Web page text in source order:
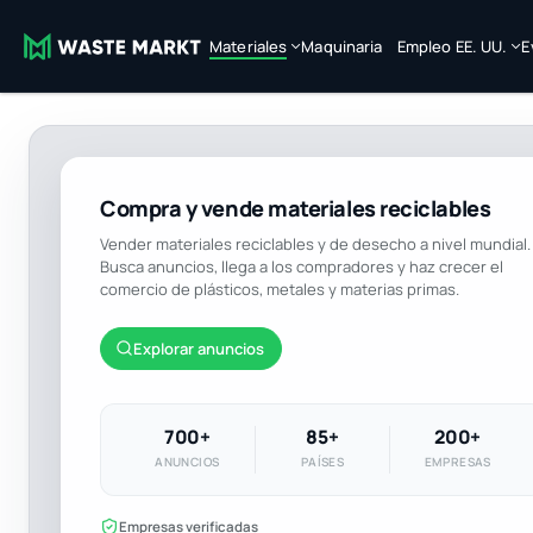
Materiales Maquinaria Empleo EE. UU.
Compra y vende materiales reciclables
Vender materiales reciclables y de desecho a nivel mundial.
Busca anuncios, llega a los compradores y haz crecer el
comercio de plásticos, metales y materias primas.
Explorar anuncios
700+
ANUNCIOS
85+
PAÍSES
200+
EMPRESAS
Empresas verificadas